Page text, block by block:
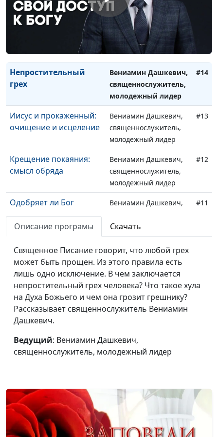
молодежный лидер
Многоженство: норма
Вениамин Дашкевич,
священнослужитель,
молодежный лидер
Непростительный
грех
Вениамин Дашкевич,
священнослужитель,
молодежный лидер
#14
Иисус и прокаженный:
очищение и исцеление
Вениамин Дашкевич,
священнослужитель,
молодежный лидер
#13
Крещение покаяния:
смысл обряда
Вениамин Дашкевич,
священнослужитель,
молодежный лидер
#12
Одобряет ли Бог
войны?
Вениамин Дашкевич,
молодежный лидер
#11
Мужья превосходят
своих жён?
Вениамин Дашкевич,
священнослужитель,
молодежный лидер
Можно ли бояться и
любить Бога
одновременно?
Вениамин Дашкевич,
священнослужитель,
молодежный лидер
#9
вместе с грешниками?
священнослужитель,
молодежный лидер
священнослужитель,
молодежный лидер
Что такое Царство
Небесное?
Вениамин Дашкевич,
священнослужитель,
Описание програмы Скачать
Священное Писание говорит, что любой грех
может быть прощен. Из этого правила есть
лишь одно исключение. В чем заключается
непростительный грех человека? Что такое хула
на Духа Божьего и чем она грозит грешнику?
Рассказывает священнослужитель Вениамин
Дашкевич.
Ведущий: Вениамин Дашкевич,
священнослужитель, молодежный лидер